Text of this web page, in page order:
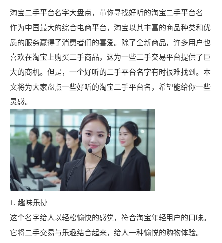
淘宝二手平台名字大盘点，带你寻找好听的淘宝二手平台名
作为中国最大的综合电商平台，淘宝以其丰富的商品种类和优
质的服务赢得了消费者们的喜爱。除了全新商品，许多用户也
喜欢在淘宝上购买二手商品，这为一些二手交易平台提供了巨
大的商机。但是，一个好听的二手平台名字有时很难找到。本
文将为大家盘点一些好听的淘宝二手平台名，希望能给你一些
灵感。
1. 趣味乐捷
这个名字给人以轻松愉快的感觉，符合淘宝年轻用户的口味。
它将二手交易与乐趣结合起来，给人一种愉悦的购物体验。